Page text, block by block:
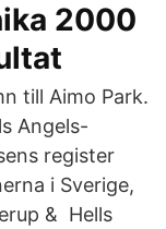
2000
till Aimo Park.
Angels-
register
i Sverige,
&​ Hells